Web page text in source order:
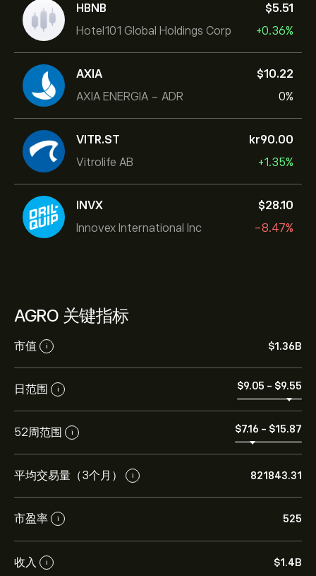
HBNB
Hotel101 Global Holdings Corp
‎$‎5.51
+0.36%
AXIA
AXIA ENERGIA - ADR
‎$‎10.22
0%
VITR.ST
Vitrolife AB
‎kr‎90.00
+1.35%
INVX
Innovex International Inc
‎$‎28.10
-8.47%
AGRO 关键指标
市值 i ‎$‎1.36B
日范围 i ‎$‎9.05 - ‎$‎9.55
52周范围 i ‎$‎7.16 - ‎$‎15.87
平均交易量（3个月） i 821843.31
市盈率 i 525
收入 i ‎$‎1.4B